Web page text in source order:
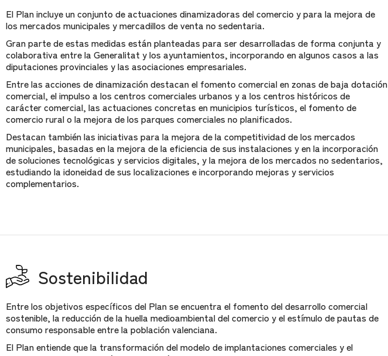
El Plan incluye un conjunto de actuaciones dinamizadoras del comercio y para la mejora de
los mercados municipales y mercadillos de venta no sedentaria.
Gran parte de estas medidas están planteadas para ser desarrolladas de forma conjunta y
colaborativa entre la Generalitat y los ayuntamientos, incorporando en algunos casos a las
diputaciones provinciales y las asociaciones empresariales.
Entre las acciones de dinamización destacan el fomento comercial en zonas de baja dotación
comercial, el impulso a los centros comerciales urbanos y a los centros históricos de
carácter comercial, las actuaciones concretas en municipios turísticos, el fomento de
comercio rural o la mejora de los parques comerciales no planificados.
Destacan también las iniciativas para la mejora de la competitividad de los mercados
municipales, basadas en la mejora de la eficiencia de sus instalaciones y en la incorporación
de soluciones tecnológicas y servicios digitales, y la mejora de los mercados no sedentarios,
estudiando la idoneidad de sus localizaciones e incorporando mejoras y servicios
complementarios.
Sostenibilidad
Entre los objetivos específicos del Plan se encuentra el fomento del desarrollo comercial
sostenible, la reducción de la huella medioambiental del comercio y el estímulo de pautas de
consumo responsable entre la población valenciana.
El Plan entiende que la transformación del modelo de implantaciones comerciales y el